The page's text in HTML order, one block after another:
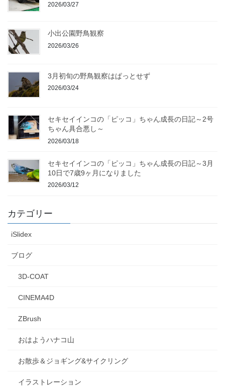
2026/03/27
小出公園野鳥観察
2026/03/26
3月初旬の野鳥観察はぱっとせず
2026/03/24
セキセイインコの「ピッコ」ちゃん成長の日記～2号
ちゃん具合悪し～
2026/03/18
セキセイインコの「ピッコ」ちゃん成長の日記～3月
10日で7歳9ヶ月になりました
2026/03/12
カテゴリー
iSlidex
ブログ
3D-COAT
CINEMA4D
ZBrush
おはようハナコ山
お散歩＆ジョギング&サイクリング
イラストレーション